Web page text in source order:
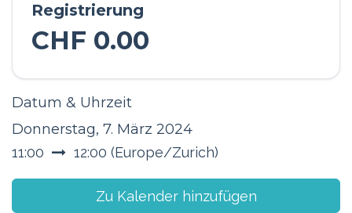
Registrierung
CHF 0.00
Datum & Uhrzeit
Donnerstag, 7. März 2024
11:00 12:00 (Europe/Zurich)
Zu Kalender hinzufügen